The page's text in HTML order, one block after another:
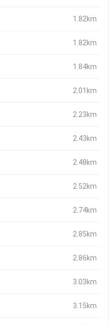
1.82km
1.82km
1.84km
2.01km
2.23km
2.43km
2.48km
2.52km
2.74km
2.85km
2.86km
3.03km
3.15km